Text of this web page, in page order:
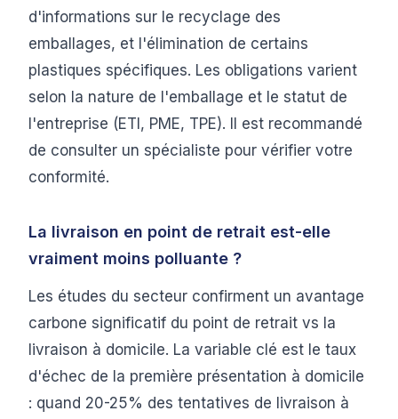
d'informations sur le recyclage des
emballages, et l'élimination de certains
plastiques spécifiques. Les obligations varient
selon la nature de l'emballage et le statut de
l'entreprise (ETI, PME, TPE). Il est recommandé
de consulter un spécialiste pour vérifier votre
conformité.
La livraison en point de retrait est-elle
vraiment moins polluante ?
Les études du secteur confirment un avantage
carbone significatif du point de retrait vs la
livraison à domicile. La variable clé est le taux
d'échec de la première présentation à domicile
: quand 20-25% des tentatives de livraison à